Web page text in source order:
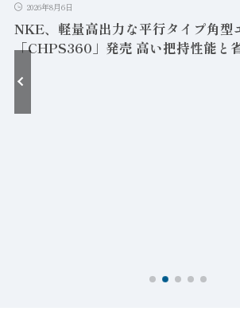
2026年8月6日
NKE、軽量高出力な平行タイプ角型
「CHPS360」発売 高い把持性能と